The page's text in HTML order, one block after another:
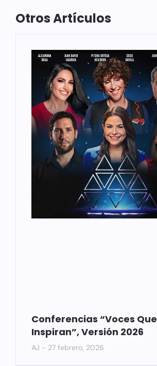
Otros Artículos
Conferencias “Voces Que
Inspiran”, Versión 2026
AJ 27 febrero, 2026